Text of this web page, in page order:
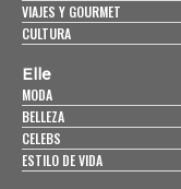
VIAJES Y GOURMET
CULTURA
Elle
MODA
BELLEZA
CELEBS
ESTILO DE VIDA